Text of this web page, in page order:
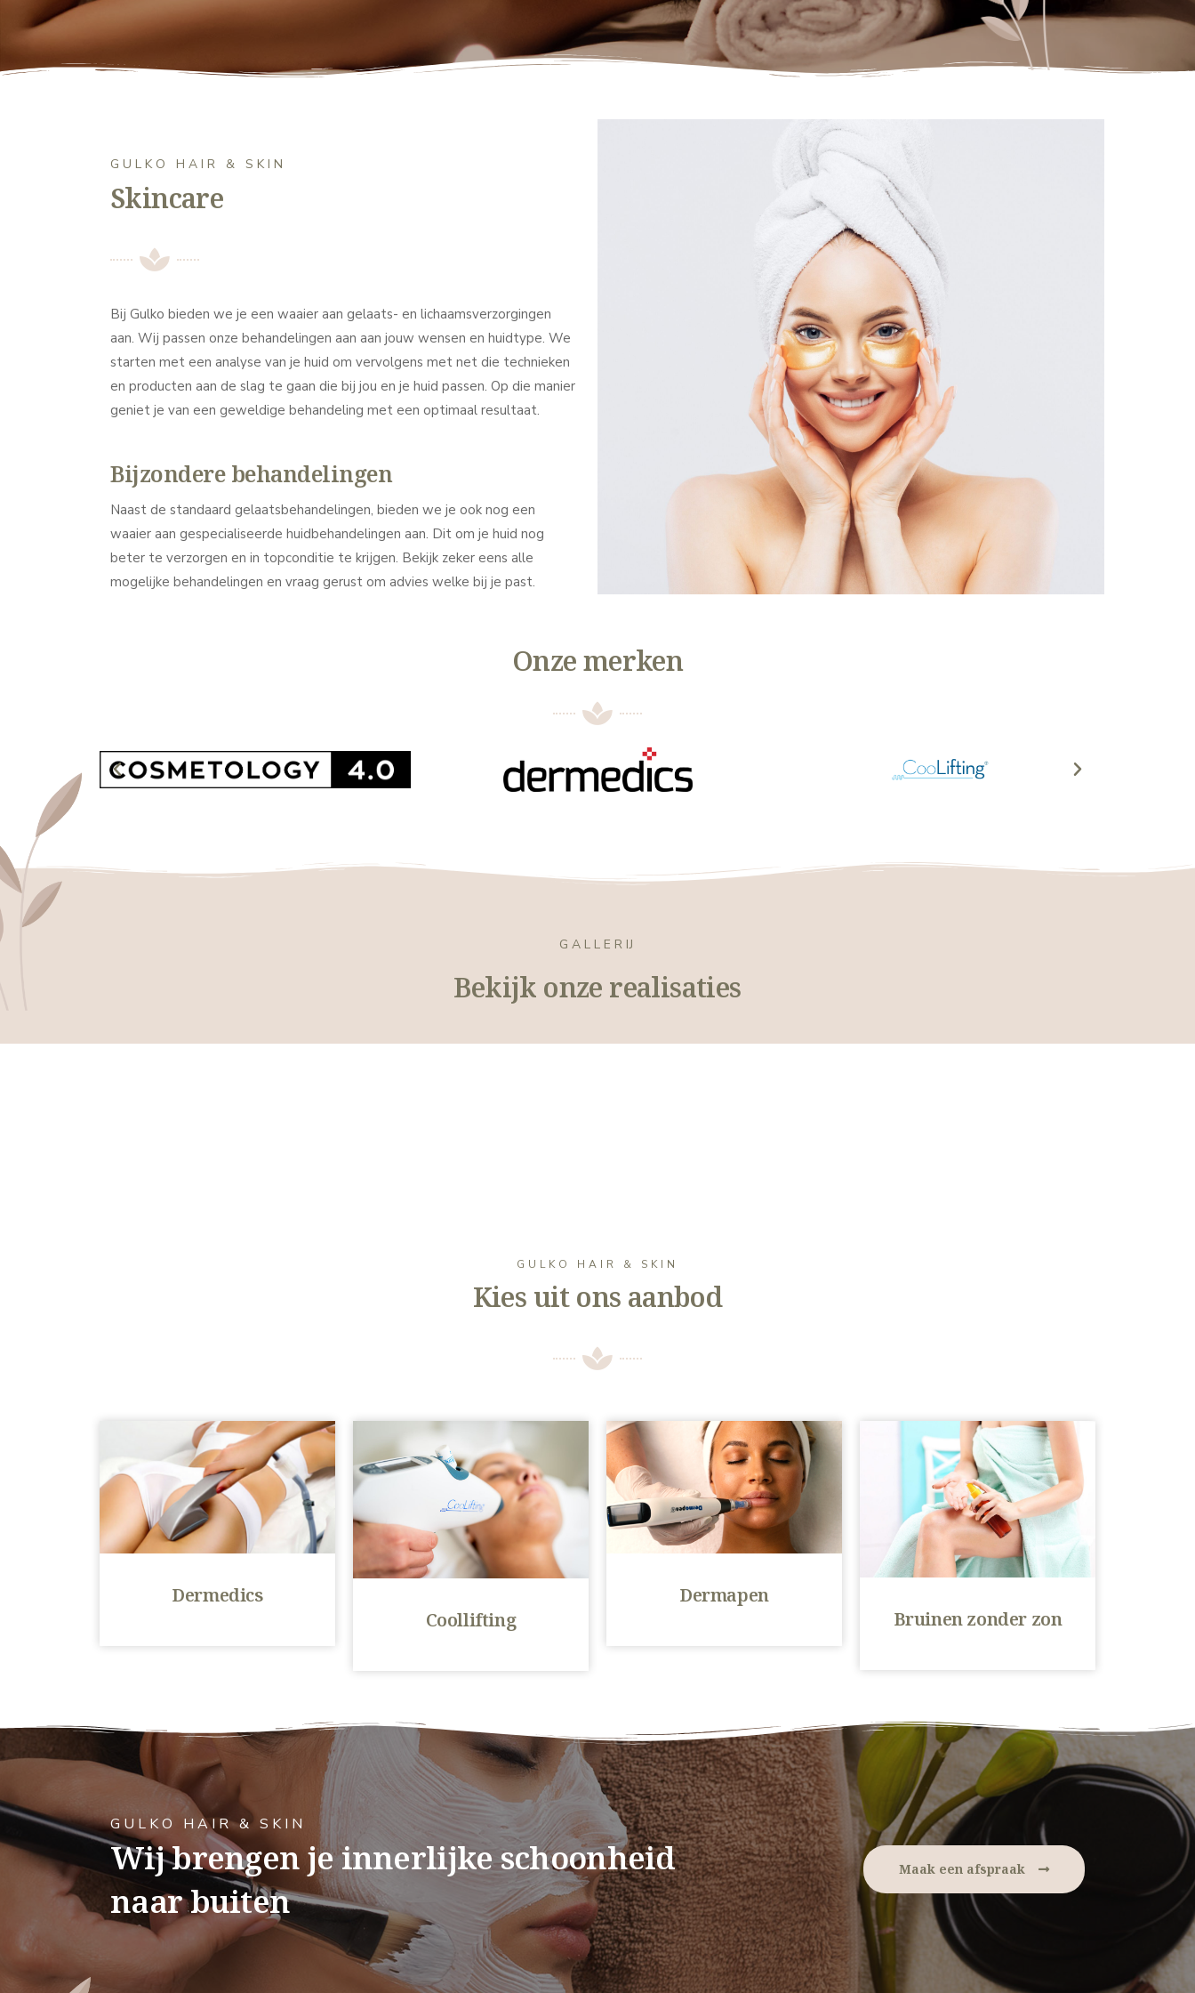
GULKO HAIR & SKIN
Skincare
Bij Gulko bieden we je een waaier aan gelaats- en lichaamsverzorgingen
aan. Wij passen onze behandelingen aan aan jouw wensen en huidtype. We
starten met een analyse van je huid om vervolgens met net die technieken
en producten aan de slag te gaan die bij jou en je huid passen. Op die manier
geniet je van een geweldige behandeling met een optimaal resultaat.
Bijzondere behandelingen
Naast de standaard gelaatsbehandelingen, bieden we je ook nog een
waaier aan gespecialiseerde huidbehandelingen aan. Dit om je huid nog
beter te verzorgen en in topconditie te krijgen. Bekijk zeker eens alle
mogelijke behandelingen en vraag gerust om advies welke bij je past.
Onze merken
GALLERIJ
Bekijk onze realisaties
GULKO HAIR & SKIN
Kies uit ons aanbod
Dermedics
Coollifting
Dermapen
Bruinen zonder zon
GULKO HAIR & SKIN
Wij brengen je innerlijke schoonheid
naar buiten
Maak een afspraak